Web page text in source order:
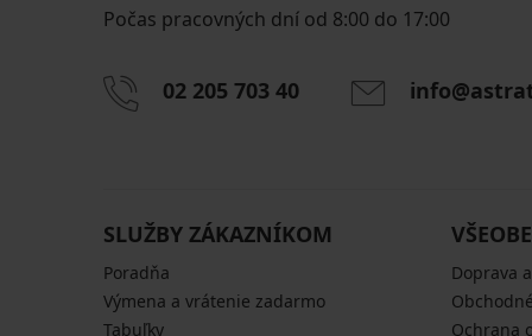
Počas pracovných dní od 8:00 do 17:00
02 205 703 40
SLUŽBY ZÁKAZNÍKOM
Poradňa
Výmena a vrátenie zadarmo
Tabuľky
Doprava
Ochrana